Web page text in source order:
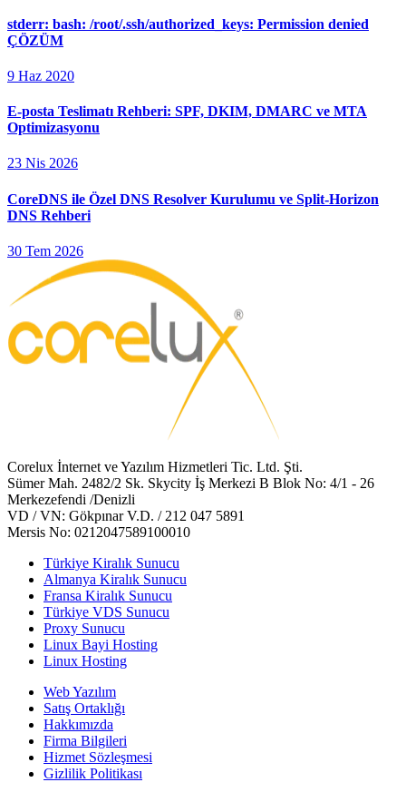
stderr: bash: /root/.ssh/authorized_keys: Permission denied
ÇÖZÜM
9 Haz 2020
E-posta Teslimatı Rehberi: SPF, DKIM, DMARC ve MTA
Optimizasyonu
23 Nis 2026
CoreDNS ile Özel DNS Resolver Kurulumu ve Split-Horizon
DNS Rehberi
30 Tem 2026
Corelux İnternet ve Yazılım Hizmetleri Tic. Ltd. Şti.
Sümer Mah. 2482/2 Sk. Skycity İş Merkezi B Blok No: 4/1 - 26
Merkezefendi /Denizli
VD / VN: Gökpınar V.D. / 212 047 5891
Mersis No: 0212047589100010
Türkiye Kiralık Sunucu
Almanya Kiralık Sunucu
Fransa Kiralık Sunucu
Türkiye VDS Sunucu
Proxy Sunucu
Linux Bayi Hosting
Linux Hosting
Web Yazılım
Satış Ortaklığı
Hakkımızda
Firma Bilgileri
Hizmet Sözleşmesi
Gizlilik Politikası